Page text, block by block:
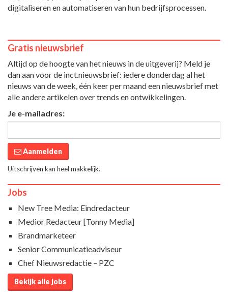
digitaliseren en automatiseren van hun bedrijfsprocessen.
Gratis nieuwsbrief
Altijd op de hoogte van het nieuws in de uitgeverij? Meld je
dan aan voor de inct.nieuwsbrief: iedere donderdag al het
nieuws van de week, één keer per maand een nieuwsbrief met
alle andere artikelen over trends en ontwikkelingen.
Je e-mailadres:
Aanmelden
Uitschrijven kan heel makkelijk.
Jobs
New Tree Media: Eindredacteur
Medior Redacteur [Tonny Media]
Brandmarketeer
Senior Communicatieadviseur
Chef Nieuwsredactie – PZC
Bekijk alle jobs